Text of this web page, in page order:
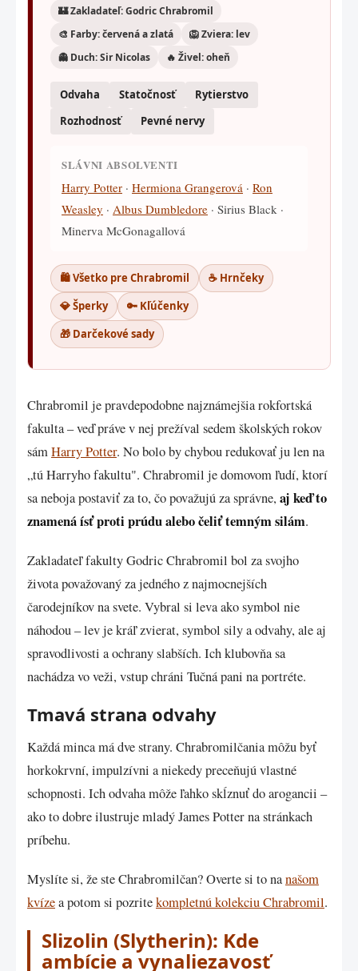
🏰 Zakladateľ: Godric Chrabromil
🎨 Farby: červená a zlatá
🦁 Zviera: lev
👻 Duch: Sir Nicolas
🔥 Živel: oheň
Odvaha Statočnosť
Rytierstvo
Rozhodnosť
Pevné nervy
SLÁVNI ABSOLVENTI
Harry Potter · Hermiona Grangerová · Ron
Weasley · Albus Dumbledore · Sirius Black ·
Minerva McGonagallová
🛍️ Všetko pre Chrabromil
☕ Hrnčeky
💎 Šperky
🔑 Kľúčenky
🎁 Darčekové sady
Chrabromil je pravdepodobne najznámejšia rokfortská
fakulta – veď práve v nej prežíval sedem školských rokov
sámHarry Potter. No bolo by chybou redukovať ju len na
„tú Harryho fakultu". Chrabromil je domovom ľudí, ktorí
sa neboja postaviť za to, čo považujú za správne, aj keď to
znamená ísť proti prúdu alebo čeliť temným silám.
Zakladateľ fakulty Godric Chrabromil bol za svojho
života považovaný za jedného z najmocnejších
čarodejníkov na svete. Vybral si leva ako symbol nie
náhodou – lev je kráľ zvierat, symbol sily a odvahy, ale aj
spravodlivosti a ochrany slabších. Ich klubovňa sa
nachádza vo veži, vstup chráni Tučná pani na portréte.
Tmavá strana odvahy
Každá minca má dve strany. Chrabromilčania môžu byť
horkokrvní, impulzívni a niekedy preceňujú vlastné
schopnosti. Ich odvaha môže ľahko skĺznuť do arogancii –
ako to dobre ilustruje mladý James Potter na stránkach
príbehu.
Myslíte si, že ste Chrabromilčan? Overte si to nanašom
kvízea potom si pozritekompletnú kolekciu Chrabromil.
Slizolin (Slytherin): Kde
ambície a vynaliezavosť